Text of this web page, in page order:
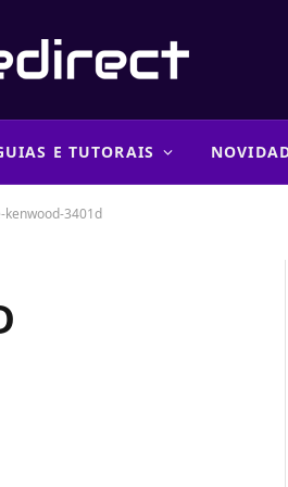
E TUTORAIS
kenwood-3401d